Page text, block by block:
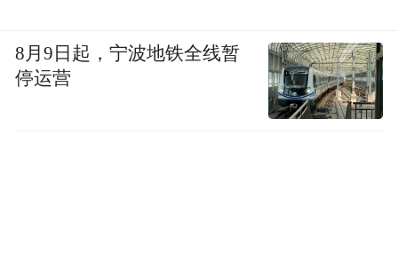
8月9日起，宁波地铁全线暂
停运营